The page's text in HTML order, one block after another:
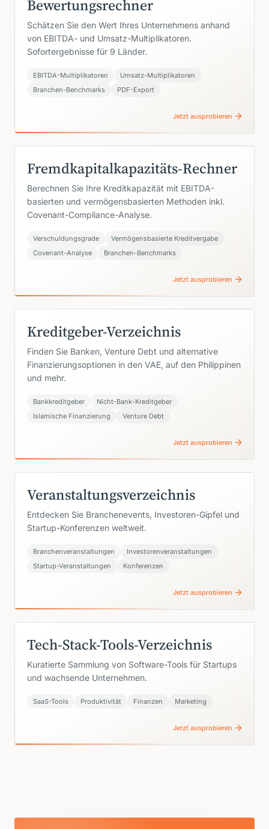
Bewertungsrechner
Schätzen Sie den Wert Ihres Unternehmens anhand
von EBITDA- und Umsatz-Multiplikatoren.
Sofortergebnisse für 9 Länder.
EBITDA-Multiplikatoren
Umsatz-Multiplikatoren
Branchen-Benchmarks
PDF-Export
Jetzt ausprobieren
Fremdkapitalkapazitäts-Rechner
Berechnen Sie Ihre Kreditkapazität mit EBITDA-
basierten und vermögensbasierten Methoden inkl.
Covenant-Compliance-Analyse.
Verschuldungsgrade
Vermögensbasierte Kreditvergabe
Covenant-Analyse
Branchen-Benchmarks
Jetzt ausprobieren
Kreditgeber-Verzeichnis
Finden Sie Banken, Venture Debt und alternative
Finanzierungsoptionen in den VAE, auf den Philippinen
und mehr.
Bankkreditgeber
Nicht-Bank-Kreditgeber
Islamische Finanzierung
Venture Debt
Jetzt ausprobieren
Veranstaltungsverzeichnis
Entdecken Sie Branchenevents, Investoren-Gipfel und
Startup-Konferenzen weltweit.
Branchenveranstaltungen
Investorenveranstaltungen
Startup-Veranstaltungen
Konferenzen
Jetzt ausprobieren
Tech-Stack-Tools-Verzeichnis
Kuratierte Sammlung von Software-Tools für Startups
und wachsende Unternehmen.
SaaS-Tools Produktivität Finanzen Marketing
Jetzt ausprobieren